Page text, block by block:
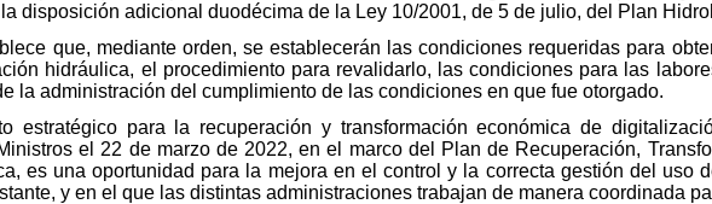
disposición adicional duodécima de la Ley 10/2001, de 5 de julio, del Plan
que, mediante orden, se establecerán las condiciones requeridas para
hidráulica, el procedimiento para revalidarlo, las condiciones para las
la administración del cumplimiento de las condiciones en que fue otorgado.
estratégico para la recuperación y transformación económica de
el 22 de marzo de 2022, en el marco del Plan de Recuperación,
es una oportunidad para la mejora en el control y la correcta gestión del uso
y en el que las distintas administraciones trabajan de manera coordinada